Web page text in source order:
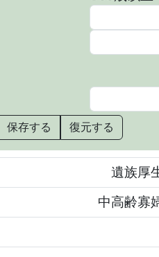
保存する 復元する
遺族厚
中高齢寡